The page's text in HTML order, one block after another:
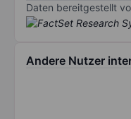
Daten bereitgestellt
Andere Nutzer